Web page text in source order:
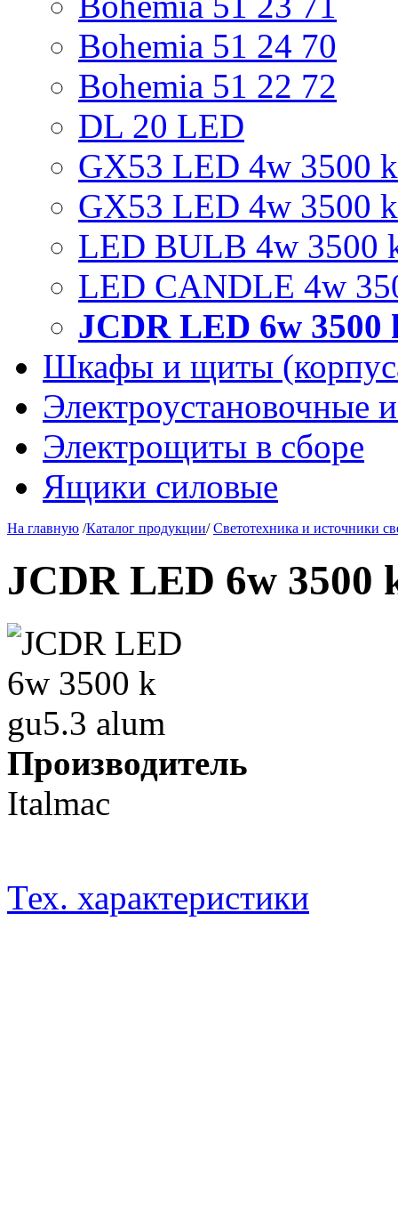
Bohemia 51 24 70
Bohemia 51 22 72
DL 20 LED
GX53 LED 4w 3500
GX53 LED 4w 3500
LED BULB 4w 3500
LED CANDLE 4w
JCDR LED 6w 3500
Шкафы и щиты
Электроустановочные
Электрощиты в сборе
Ящики силовые
На главную /Каталог продукции/Светотехника и источники
JCDR LED 6w 3500
Производитель
Italmac
Тех. характеристики